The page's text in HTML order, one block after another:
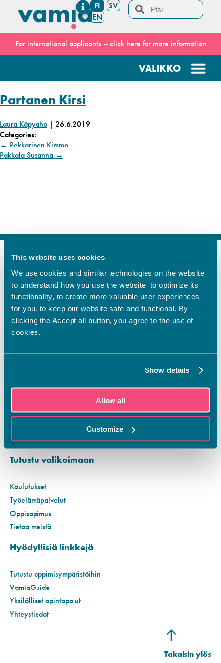
This website uses cookies
We use cookies and similar technologies on the website
to understand how you use the website, to optimize its
functionality, to create more valuable user experiences
for you, to keep our website safe and functional. By
clicking the Accept all button, you agree to the use of
cookies.
Show details
Allow all
Customize
FI
SV
EN
For international applicants – click here for more information
Partanen Kirsi
Laura Käpyaho | 26.6.2019
Categories:
← Pekkarinen Kimmo
Pakkala Susanna →
FI
SV
EN
YHTEYSTIEDOT
Vamian Infopiste:
Ruutikellarintie 2, 65100 VAASA
Sampo-kampus
Sepänkyläntie 16, 65100 VAASA
Tietosuoja
Saavutettavuusseloste
Tutustu valikoimaan
Koulutukset
Työelämäpalvelut
Oppisopimus
Tietoa meistä
Hyödyllisiä linkkejä
Tutustu oppimisympäristöihin
VamiaGuide
Yksilölliset opintopolut
Yhteystiedot